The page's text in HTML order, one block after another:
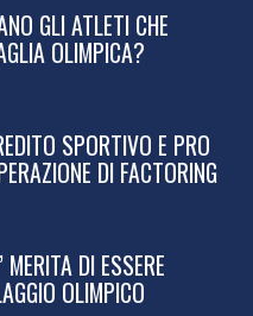
GLI ATLETI CHE
OLIMPICA?
SPORTIVO E PRO
DI FACTORING
DI ESSERE
OLIMPICO